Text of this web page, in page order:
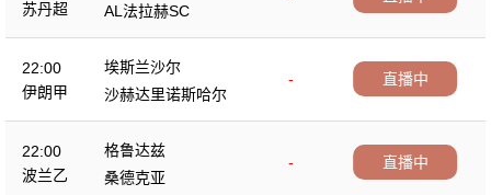
苏丹超
AL法拉赫SC
22:00
伊朗甲
埃斯兰沙尔
-
沙赫达里诺斯哈尔
直播中
22:00
波兰乙
格鲁达兹
-
桑德克亚
直播中